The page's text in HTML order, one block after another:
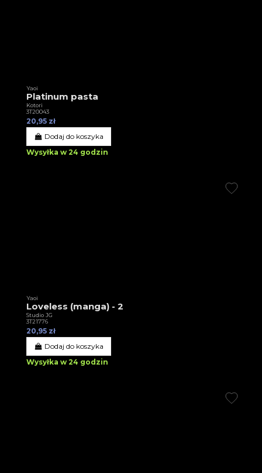
Yaoi
Platinum pasta
Kotori
3T20043
20,95 zł
Dodaj do koszyka
Wysyłka w 24 godzin
Yaoi
Loveless (manga) - 2
Studio JG
3T21776
20,95 zł
Dodaj do koszyka
Wysyłka w 24 godzin